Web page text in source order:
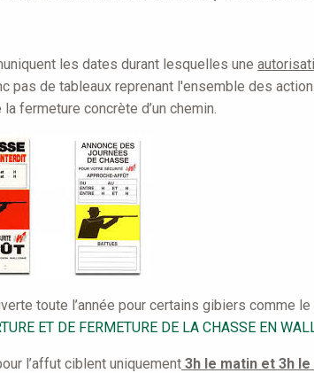
les dates durant lesquelles une
pas de tableaux reprenant l'ensemble des
fermeture concrète d’un chemin.
toute l’année pour certains gibiers comme
ET DE FERMETURE DE LA CHASSE EN
l’affut ciblent uniquement 3h le matin et 3h